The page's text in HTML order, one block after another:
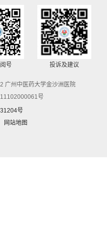
号 投诉及建议
广州中医药大学金沙洲医院
号
号
网站地图